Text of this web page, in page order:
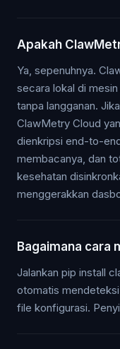
Apakah
Ya, sepenuhnya.
secara lokal di
tanpa langganan.
ClawMetry Cloud
dienkripsi end-to-
membacanya, dan
kesehatan
menggerakkan
Bagaimana cara
Jalankan pip install
otomatis
file konfigurasi.